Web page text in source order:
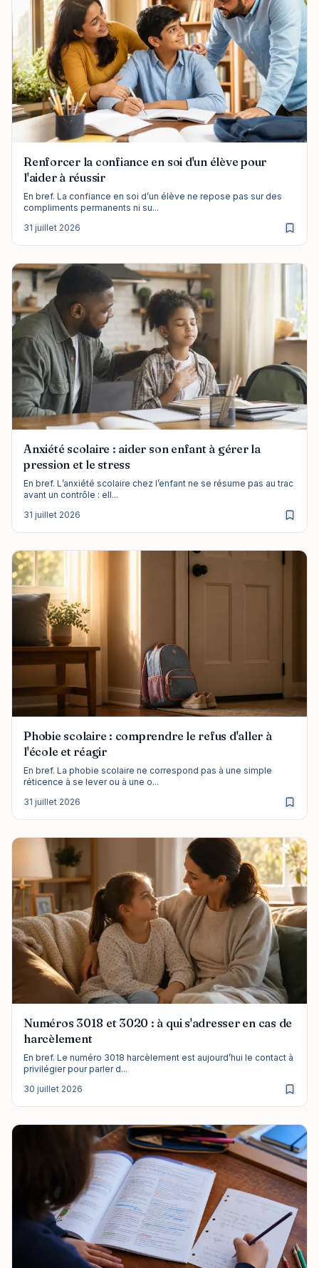
Renforcer la confiance en soi d'un élève pour
l'aider à réussir
En bref. La confiance en soi d’un élève ne repose pas sur des
compliments permanents ni su...
31 juillet 2026
Anxiété scolaire : aider son enfant à gérer la
pression et le stress
En bref. L’anxiété scolaire chez l’enfant ne se résume pas au trac
avant un contrôle : ell...
31 juillet 2026
Phobie scolaire : comprendre le refus d'aller à
l'école et réagir
En bref. La phobie scolaire ne correspond pas à une simple
réticence à se lever ou à une o...
31 juillet 2026
Numéros 3018 et 3020 : à qui s'adresser en cas de
harcèlement
En bref. Le numéro 3018 harcèlement est aujourd’hui le contact à
privilégier pour parler d...
30 juillet 2026